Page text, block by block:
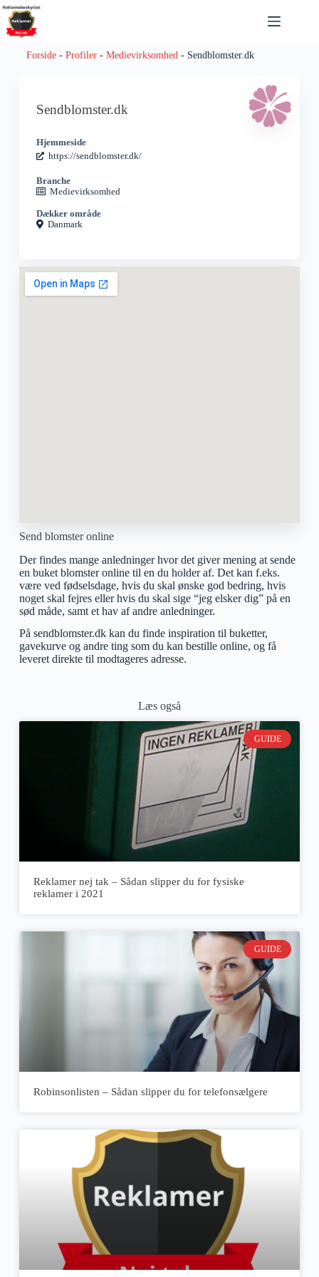
Forside- Profiler- Medievirksomhed- Sendblomster.dk
Sendblomster.dk
Hjemmeside
https://sendblomster.dk/
Branche
Medievirksomhed
Dækker område
Danmark
Send blomster online
Der findes mange anledninger hvor det giver mening at sende
en buket blomster online til en du holder af. Det kan f.eks.
være ved fødselsdage, hvis du skal ønske god bedring, hvis
noget skal fejres eller hvis du skal sige “jeg elsker dig” på en
sød måde, samt et hav af andre anledninger.
På sendblomster.dk kan du finde inspiration til buketter,
gavekurve og andre ting som du kan bestille online, og få
leveret direkte til modtageres adresse.
Læs også
GUIDE
Reklamer nej tak – Sådan slipper du for fysiske
reklamer i 2021
GUIDE
Robinsonlisten – Sådan slipper du for telefonsælgere